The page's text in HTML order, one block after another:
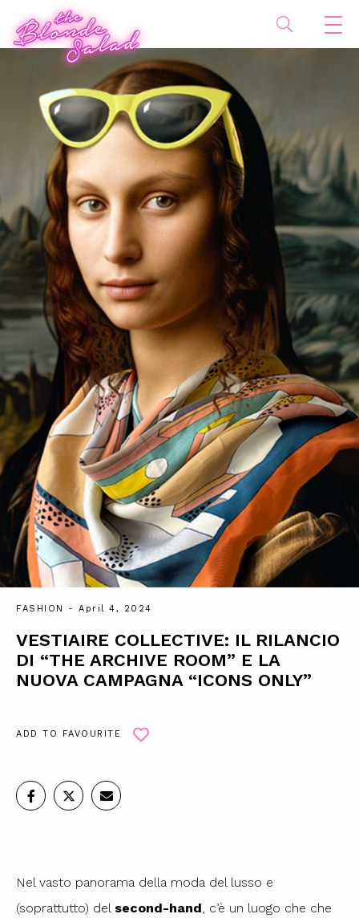
FASHION - April 4, 2024
VESTIAIRE COLLECTIVE: IL RILANCIO
DI “THE ARCHIVE ROOM” E LA
NUOVA CAMPAGNA “ICONS ONLY”
ADD TO FAVOURITE
Nel vasto panorama della moda del lusso e
(soprattutto) del second-hand , c’è un luogo che che